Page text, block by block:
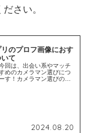
さい。
のプロフ画像におす
て
回は、出会い系やマッチ
めのカメラマン選びにつ
す！カメラマン選びのポ
2024.08.20